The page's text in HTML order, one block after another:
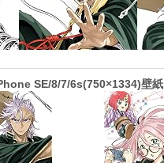
SE/8/7/6s(750×1334)壁紙